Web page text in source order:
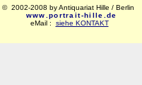
© 2002-2008 by Antiquariat Hille / Berlin
www.portrait-hille.de
eMail : siehe KONTAKT